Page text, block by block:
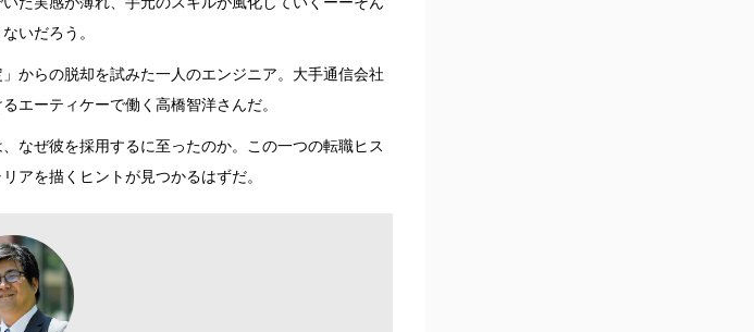
いだろう。
からの脱却を試みた一人のエンジニア。大手通信会社
エーティケーで働く高橋智洋さんだ。
なぜ彼を採用するに至ったのか。この一つの転職ヒス
アを描くヒントが見つかるはずだ。